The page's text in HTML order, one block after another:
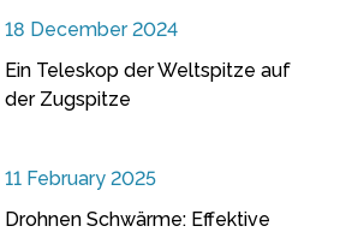
18 December 2024
Ein Teleskop der Weltspitze auf
der Zugspitze
11 February 2025
Drohnen Schwärme: Effektive